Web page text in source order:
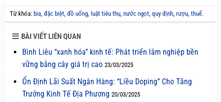
Từ khóa: bia, đặc biệt, đồ uống, luật tiêu thụ, nước ngọt, quy định, rượu, thuế.
BÀI VIẾT LIÊN QUAN
Bình Liêu “xanh hóa” kinh tế: Phát triển lâm nghiệp bền
vững bằng cây giá trị cao 23/03/2025
Ổn Định Lãi Suất Ngân Hàng: “Liều Doping” Cho Tăng
Trưởng Kinh Tế Địa Phương 20/03/2025